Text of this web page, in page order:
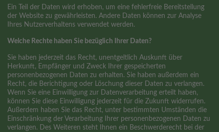
Ein Teil der Daten wird erhoben, um eine fehlerfreie Bereitstellung
der Website zu gewährleisten. Andere Daten können zur Analyse
Ihres Nutzerverhaltens verwendet werden.
Welche Rechte haben Sie bezüglich Ihrer Daten?
Sie haben jederzeit das Recht, unentgeltlich Auskunft über
Herkunft, Empfänger und Zweck Ihrer gespeicherten
personenbezogenen Daten zu erhalten. Sie haben außerdem ein
Recht, die Berichtigung oder Löschung dieser Daten zu verlangen.
Wenn Sie eine Einwilligung zur Datenverarbeitung erteilt haben,
können Sie diese Einwilligung jederzeit für die Zukunft widerrufen.
Außerdem haben Sie das Recht, unter bestimmten Umständen die
Einschränkung der Verarbeitung Ihrer personenbezogenen Daten zu
verlangen. Des Weiteren steht Ihnen ein Beschwerderecht bei der